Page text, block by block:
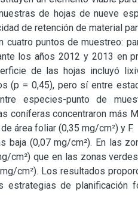
de hojas de nueve
de retención de material
cuatro puntos de muestreo:
los años 2012 y 2013 en
de las hojas incluyó
(p = 0,45), pero sí entre
especies-punto de
coníferas concentraron más
área foliar (0,35 mg/cm²) y F.
baja (0,07 mg/cm²). En las
cm²) que en las zonas
cm²). Los resultados
estrategias de planificación